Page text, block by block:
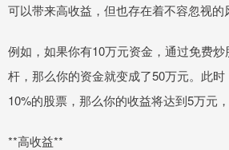
可以带来高收益，但也存在着不容忽视的
例如，如果你有10万元资金，通过免费
杆，那么你的资金就变成了50万元。此
10%的股票，那么你的收益将达到5万元，
**高收益**